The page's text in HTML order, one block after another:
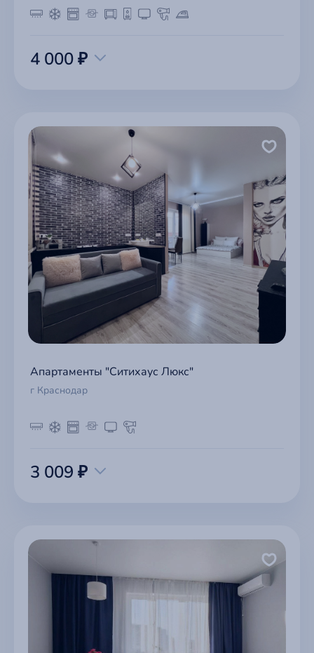
4 000 ₽
Апартаменты "Ситихаус Люкс"
г Краснодар
3 009 ₽